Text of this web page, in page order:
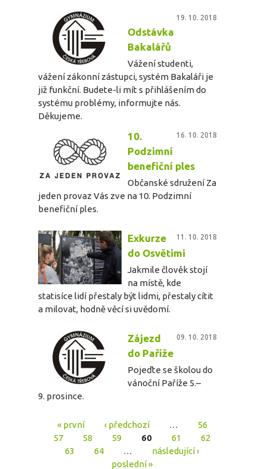
19. 10. 2018
Odstávka
Bakalářů
Vážení studenti,
vážení zákonní zástupci, systém Bakaláři je
již funkční. Budete-li mít s přihlášením do
systému problémy, informujte nás.
Děkujeme.
16. 10. 2018
10.
Podzimní
benefiční ples
Občanské sdružení Za
jeden provaz Vás zve na 10. Podzimní
benefiční ples.
11. 10. 2018
Exkurze
do Osvětimi
Jakmile člověk stojí
na místě, kde
statisíce lidí přestaly být lidmi, přestaly cítit
a milovat, hodně věcí si uvědomí.
09. 10. 2018
Zájezd
do Paříže
Pojeďte se školou do
vánoční Paříže 5.–
9. prosince.
Stránky
« první ‹ předchozí
56
57
58 59 60 61
62
63
64
následující ›
poslední »